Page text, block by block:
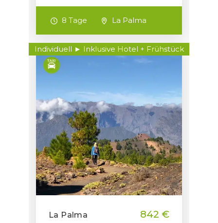
8 Tage La Palma
Individuell ► Inklusive Hotel + Frühstück
La Palma
842 €